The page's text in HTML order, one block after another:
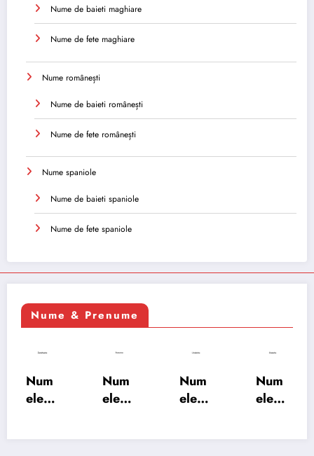
Nume de baieti maghiare
Nume de fete maghiare
Nume românești
Nume de baieti românești
Nume de fete românești
Nume spaniole
Nume de baieti spaniole
Nume de fete spaniole
Nume & Prenume
Num
ele
Num
ele
Num
ele
Num
ele